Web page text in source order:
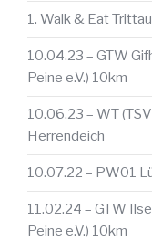
1. Walk & Eat
10.04.23 – GTW
Peine e.V.) 10km
10.06.23 – WT
Herrendeich
10.07.22 – PW01
11.02.24 – GTW
Peine e.V.) 10km